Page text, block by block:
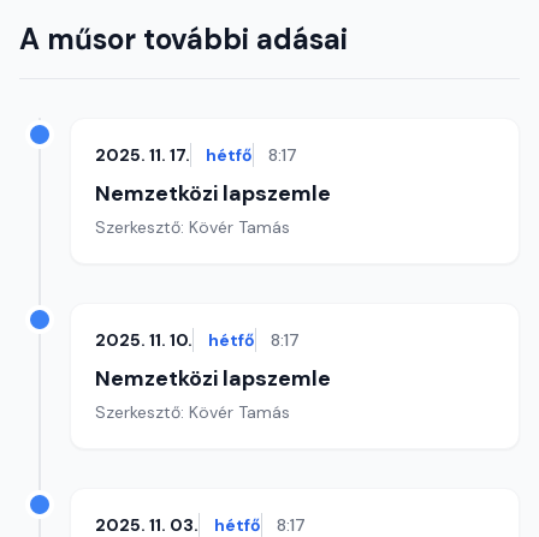
A műsor további adásai
2025. 11. 17. hétfő 8:17
Nemzetközi lapszemle
Szerkesztő: Kövér Tamás
2025. 11. 10. hétfő 8:17
Nemzetközi lapszemle
Szerkesztő: Kövér Tamás
2025. 11. 03. hétfő 8:17